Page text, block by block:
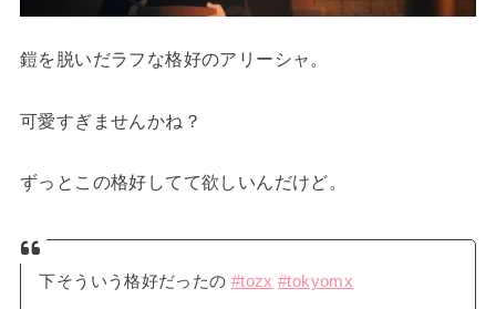
鎧を脱いだラフな格好のアリーシャ。
可愛すぎませんかね？
ずっとこの格好してて欲しいんだけど。
下そういう格好だったの #tozx #tokyomx